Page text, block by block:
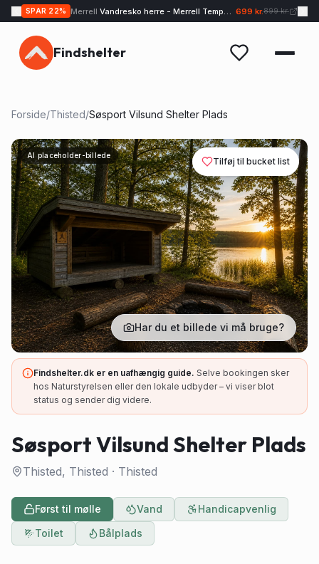
SPAR 22% Merrell Vandresko herre - Merrell Tempo EXP - Sand 699 kr.899 kr.
Findshelter
Forside/Thisted/Søsport Vilsund Shelter Plads
AI placeholder-billede
Tilføj til bucket list
Har du et billede vi må bruge?
Findshelter.dk er en uafhængig guide. Selve bookingen sker
hos Naturstyrelsen eller den lokale udbyder – vi viser blot
status og sender dig videre.
Søsport Vilsund Shelter Plads
Thisted, Thisted · Thisted
Først til mølle Vand
Handicapvenlig
Toilet
Bålplads